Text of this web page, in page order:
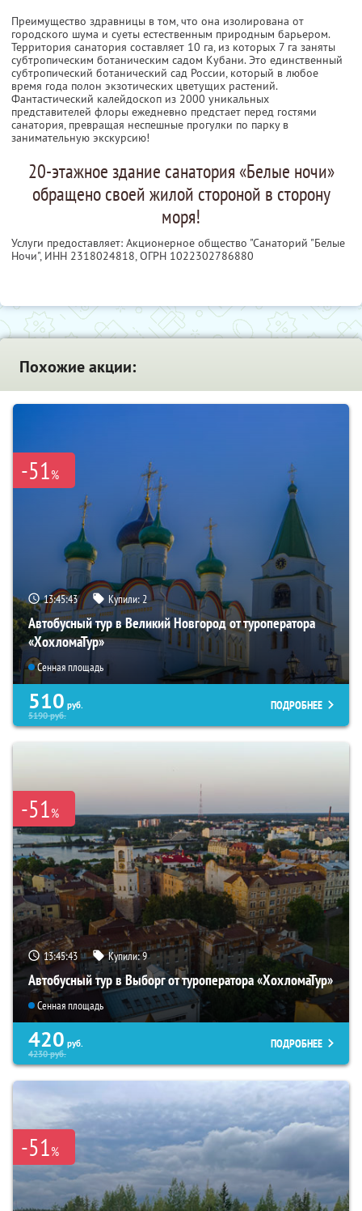
Преимущество здравницы в том, что она изолирована от
городского шума и суеты естественным природным барьером.
Территория санатория составляет 10 га, из которых 7 га заняты
субтропическим ботаническим садом Кубани. Это единственный
субтропический ботанический сад России, который в любое
время года полон экзотических цветущих растений.
Фантастический калейдоскоп из 2000 уникальных
представителей флоры ежедневно предстает перед гостями
санатория, превращая неспешные прогулки по парку в
занимательную экскурсию!
20-этажное здание санатория «Белые ночи»
обращено своей жилой стороной в сторону
моря!
Услуги предоставляет: Акционерное общество "Санаторий "Белые
Ночи", ИНН 2318024818, ОГРН 1022302786880
Похожие акции:
-51%
13:45:42 Купили:2
Автобусный тур в Великий Новгород от туроператора
«ХохломаТур»
Сенная площадь
510 руб.
5190руб.
ПОДРОБНЕЕ
-51%
13:45:42 Купили:9
Автобусный тур в Выборг от туроператора «ХохломаТур»
Сенная площадь
420 руб.
4230руб.
ПОДРОБНЕЕ
-51%